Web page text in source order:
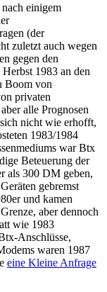
einigem
(der
zuletzt auch wegen
gegen den
1983 an den
Boom von
privaten
alle Prognosen
nicht wie erhofft,
1983/1984
war Btx
Beteuerung der
als 300 DM geben,
gebremst
und kamen
aber dennoch
wie 1983
Anschlüsse,
waren 1987
eine Kleine Anfrage